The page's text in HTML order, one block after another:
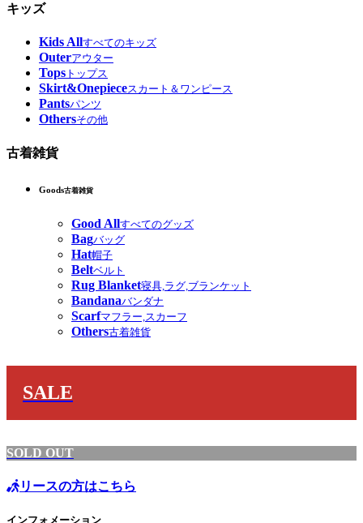
キッズ
Kids Allすべてのキッズ
Outerアウター
Tops トップス
Skirt&Onepieceスカート＆ワンピース
Pantsパンツ
Othersその他
古着雑貨
Goods古着雑貨
Good Allすべてのグッズ
Bagバッグ
Hat帽子
Beltベルト
Rug Blanket寝具,ラグ,ブランケット
Bandanaバンダナ
Scarfマフラー,スカーフ
Others古着雑貨
SALE
SOLD OUT
リースの方はこちら
インフォメーション